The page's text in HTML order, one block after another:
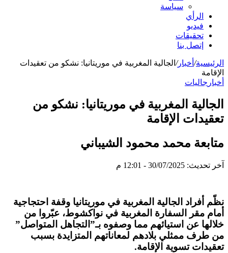
سياسة
الرأي
فيديو
تحقيقات
إتصل بنا
الرئيسية/ أخبار/ الجالية المغربية في موريتانيا: نشكو من تعقيدات
الإقامة
أخبار جاليات
الجالية المغربية في موريتانيا: نشكو من
تعقيدات الإقامة
متابعة محمد محمود الشيباني
آخر تحديث: 30/07/2025 - 12:01 م
نظّم أفراد الجالية المغربية في موريتانيا وقفة احتجاجية
أمام مقر السفارة المغربية في نواكشوط، عبّروا من
خلالها عن استيائهم مما وصفوه بـ”التجاهل المتواصل”
من طرف ممثلي بلادهم لمعاناتهم المتزايدة بسبب
تعقيدات تسوية الإقامة.